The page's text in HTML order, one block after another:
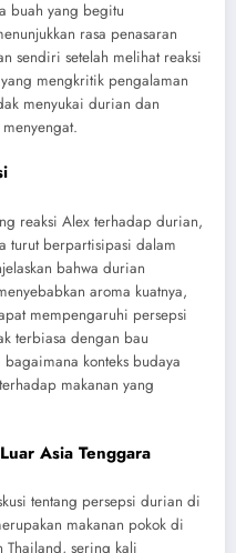
buah yang begitu
rasa penasaran
sendiri setelah melihat reaksi
mengkritik pengalaman
menyukai durian dan
reaksi Alex terhadap durian,
turut berpartisipasi dalam
bahwa durian
aroma kuatnya,
mempengaruhi persepsi
terbiasa dengan bau
konteks budaya
makanan yang
Asia Tenggara
tentang persepsi durian di
makanan pokok di
Thailand, sering kali